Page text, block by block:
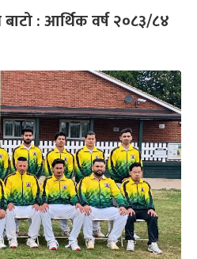
: आर्थिक वर्ष २०८३/८४